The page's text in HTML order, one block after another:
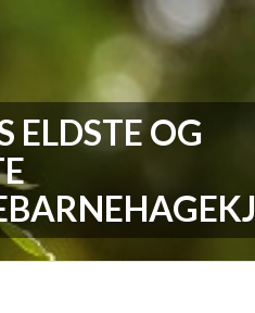
ELDSTE OG